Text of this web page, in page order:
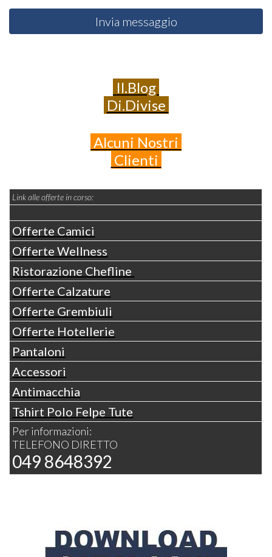
Invia messaggio
Il.Blog
Di.Divise
Alcuni Nostri
Clienti
Link alle offerte in corso:
Offerte Camici
Offerte Wellness
Ristorazione Chefline
Offerte Calzature
Offerte Grembiuli
Offerte Hotellerie
Pantaloni
Accessori
Antimacchia
Tshirt Polo Felpe Tute
Per informazioni:
TELEFONO DIRETTO
049 8648392